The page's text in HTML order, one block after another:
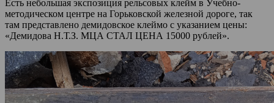
Есть небольшая экспозиция рельсовых клейм в Учебно-
методическом центре на Горьковской железной дороге, так
там представлено демидовское клеймо с указанием цены:
«Демидова Н.Т.З. МЦА СТАЛ ЦЕНА 15000 рублей».